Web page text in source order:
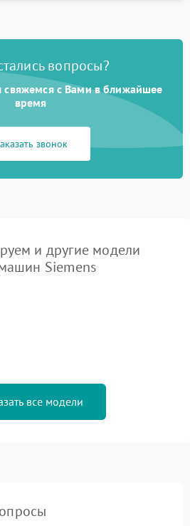
вопросы?
свяжемся с Вами в ближайшее
время
звонок
и другие модели
Siemens
все модели